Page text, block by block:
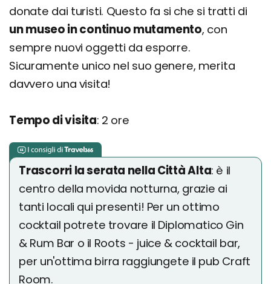
donate dai turisti. Questo fa si che si tratti di
un museo in continuo mutamento, con
sempre nuovi oggetti da esporre.
Sicuramente unico nel suo genere, merita
davvero una visita!
Tempo di visita: 2 ore
Trascorri la serata nella Città Alta: è il
centro della movida notturna, grazie ai
tanti locali qui presenti! Per un ottimo
cocktail potrete trovare il Diplomatico Gin
& Rum Bar o il Roots - juice & cocktail bar,
per un'ottima birra raggiungete il pub Craft
Room.